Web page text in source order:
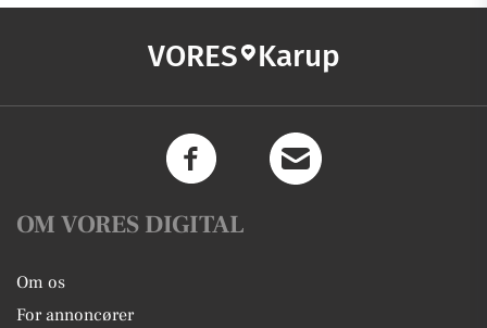
VORES Karup
OM VORES DIGITAL
Om os
For annoncører